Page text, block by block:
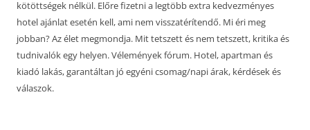
kötöttségek nélkül. Előre fizetni a legtöbb extra kedvezményes
hotel ajánlat esetén kell, ami nem visszatérítendő. Mi éri meg
jobban? Az élet megmondja. Mit tetszett és nem tetszett, kritika és
tudnivalók egy helyen. Vélemények fórum. Hotel, apartman és
kiadó lakás, garantáltan jó egyéni csomag/napi árak, kérdések és
válaszok.